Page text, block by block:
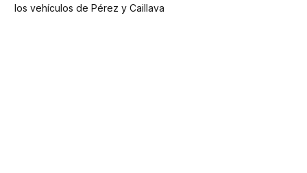
los vehículos de Pérez y Caillava